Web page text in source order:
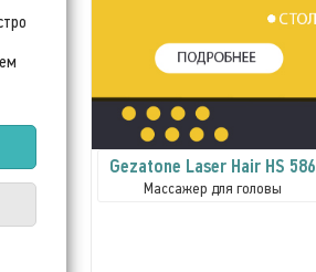
Gezatone Laser Hair HS 586
Массажер для головы